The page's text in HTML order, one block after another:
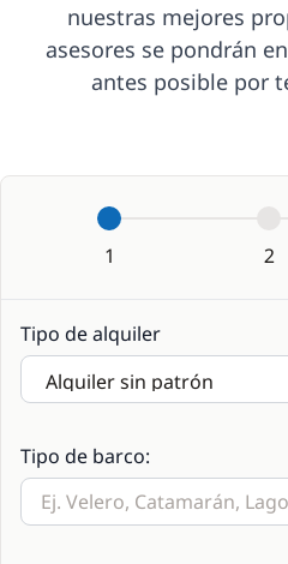
nuestras mejores
asesores se pondrán
antes posible por
1 2
Tipo de alquiler
Tipo de barco: